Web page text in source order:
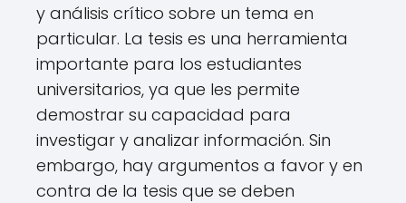
y análisis crítico sobre un tema en
particular. La tesis es una herramienta
importante para los estudiantes
universitarios, ya que les permite
demostrar su capacidad para
investigar y analizar información. Sin
embargo, hay argumentos a favor y en
contra de la tesis que se deben